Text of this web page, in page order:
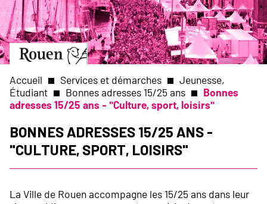
Aller
au
contenu
principal
Aller
à
page
d’accueil
Slide
of
1
d'Ariane
Accueil Services et démarches
Jeunesse,
Étudiant
Bonnes adresses 15/25 ans
Bonnes
adresses 15/25 ans - "Culture, sport, loisirs"
Bonnes adresses 15/25 ans -
"Culture, sport, loisirs"
La Ville de Rouen accompagne les 15/25 ans dans leur